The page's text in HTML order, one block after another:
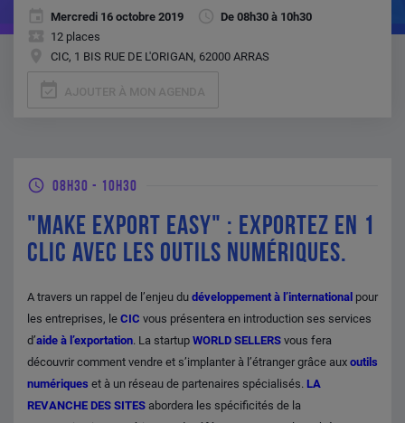
Mercredi 16 octobre 2019
De 08h30 à 10h30
12 places
CIC, 1 BIS RUE DE L'ORIGAN, 62000 ARRAS
08H30 - 10H30
"MAKE EXPORT EASY" : EXPORTEZ EN 1
CLIC AVEC LES OUTILS NUMÉRIQUES.
A travers un rappel de l’enjeu du développement à l’international pour
les entreprises, le CIC vous présentera en introduction ses services
d’aide à l’exportation. La startup WORLD SELLERS vous fera
découvrir comment vendre et s’implanter à l’étranger grâce aux outils
numériques et à un réseau de partenaires spécialisés. LA
REVANCHE DES SITES abordera les spécificités de la